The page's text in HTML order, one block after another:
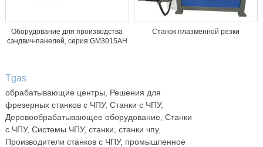
Оборудование для производства
сэндвич-панелей, серия GM3015AH
Станок плазменной резки
Tgas
обрабатывающие центры, Решения для
фрезерных станков с ЧПУ, Станки с ЧПУ,
Деревообрабатывающее оборудование, Станки
с ЧПУ, Системы ЧПУ, станки, станки чпу,
Производители станков с ЧПУ, промышленное